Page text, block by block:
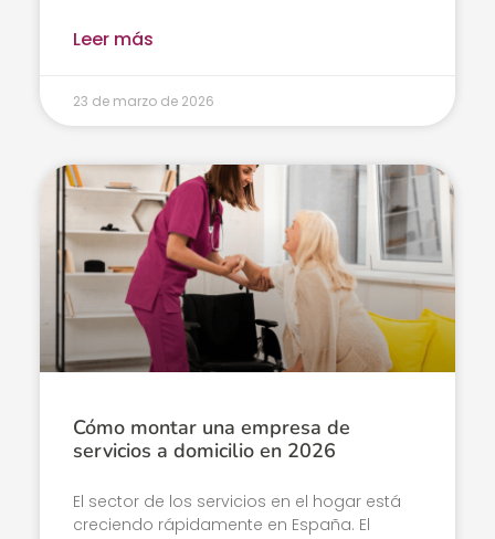
Leer más
23 de marzo de 2026
Cómo montar una empresa de
servicios a domicilio en 2026
El sector de los servicios en el hogar está
creciendo rápidamente en España. El